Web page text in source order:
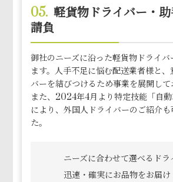
05. 軽貨物ドライバー・
請負
御社のニーズに沿った軽貨物ドライバ
ます。人手不足に悩む配送業者様と、
バーを結びつけるため事業を展開して
また、2024年4月より特定技能「自
により、外国人ドライバーのご紹介
た。
ニーズに合わせて選べるド
迅速・確実にお品物をお届け